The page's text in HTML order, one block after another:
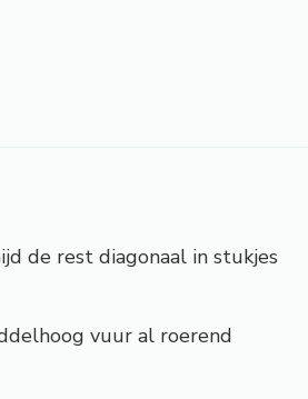
de rest diagonaal in stukjes
vuur al roerend